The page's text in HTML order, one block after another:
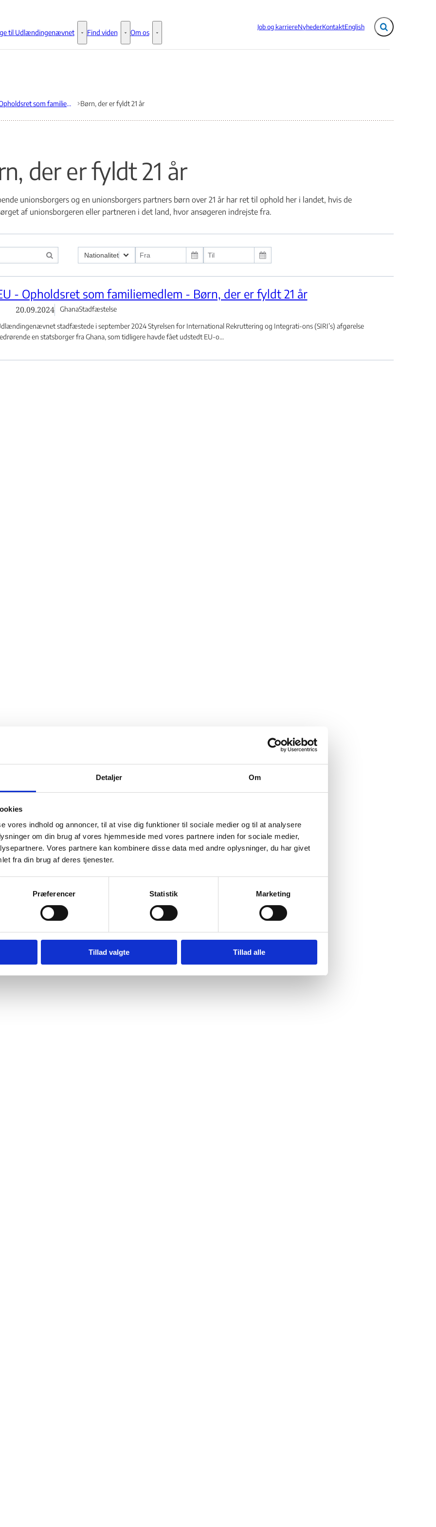
Detaljer Om
vores indhold og annoncer, til at vise dig funktioner til sociale medier og til at analysere
om din brug af vores hjemmeside med vores partnere inden for sociale medier,
Vores partnere kan kombinere disse data med andre oplysninger, du har givet
fra din brug af deres tjenester.
Præferencer Statistik Marketing
Tillad valgte Tillad alle
Job og karriereNyhederKontaktEnglish Fold søgefelt ud
til Udlændingenævnet Klage til Udlændingenævnet - Flere links
Find viden Find viden - Flere links
Om os Om os - Flere links
Opholdsret som familiemedlem Børn, der er fyldt 21 år
ved indrejse - Flere links
eller klage - Flere links
- Flere links
- Flere links
- Flere links
til en dansk statsborger - Flere links
- Flere links
- Flere links
der er fyldt 21 år
unionsborgers og en unionsborgers partners børn over 21 år har ret til ophold her i landet, hvis de
af unionsborgeren eller partneren i det land, hvor ansøgeren indrejste fra.
Nationalitet
- Opholdsret som familiemedlem - Børn, der er fyldt 21 år
20.09.2024 GhanaStadfæstelse
stadfæstede i september 2024 Styrelsen for International Rekruttering og Integrati-ons (SIRI’s) afgørelse
en statsborger fra Ghana, som tidligere havde fået udstedt EU-o...